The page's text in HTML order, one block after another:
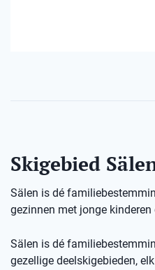
Skigebied
Sälen is dé
gezinnen met jonge
Sälen is dé
gezellige deelskigebieden,